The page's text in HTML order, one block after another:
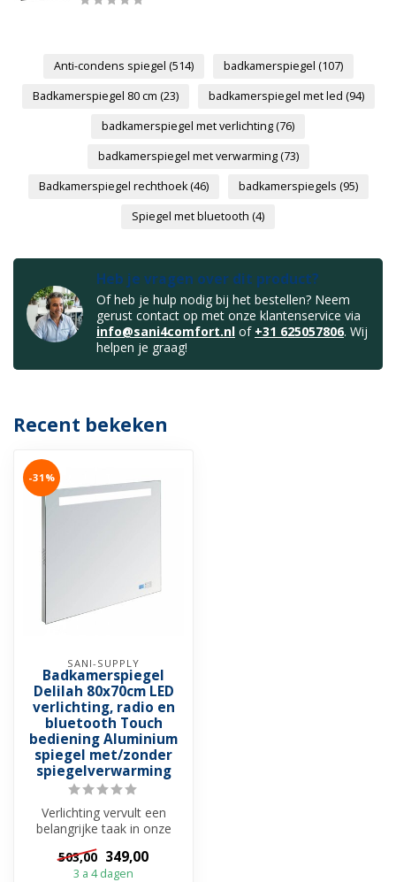
Anti-condens spiegel (514) badkamerspiegel (107)
Badkamerspiegel 80 cm (23) badkamerspiegel met led (94)
badkamerspiegel met verlichting(76)
badkamerspiegel met verwarming(73)
Badkamerspiegel rechthoek(46) badkamerspiegels (95)
Spiegel met bluetooth (4)
Heb je vragen over dit product?
Of heb je hulp nodig bij het bestellen? Neem
gerust contact op met onze klantenservice via
info@sani4comfort.nl of +31 625057806. Wij
helpen je graag!
Recent bekeken
-31%
SANI-SUPPLY
Badkamerspiegel
Delilah 80x70cm LED
verlichting, radio en
bluetooth Touch
bediening Aluminium
spiegel met/zonder
spiegelverwarming
Verlichting vervult een
belangrijke taak in onze
badkamers en de spiegels
hebben...
503,00 349,00
3 a 4 dagen